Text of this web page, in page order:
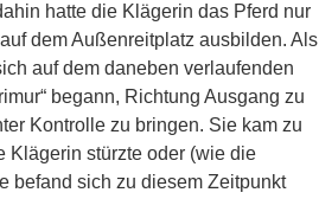
hatte die Klägerin das Pferd nur
dem Außenreitplatz ausbilden. Als
auf dem daneben verlaufenden
begann, Richtung Ausgang zu
Kontrolle zu bringen. Sie kam zu
Klägerin stürzte oder (wie die
befand sich zu diesem Zeitpunkt